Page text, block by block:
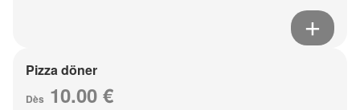
Pizza döner
Dès 10.00 €